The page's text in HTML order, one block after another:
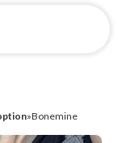
»Bonemine